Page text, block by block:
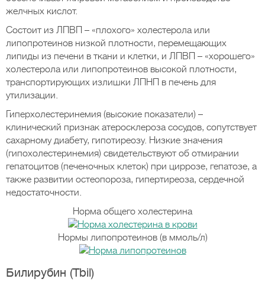
желчных кислот.
Состоит из ЛПВП – «плохого» холестерола или
липопротеинов низкой плотности, перемещающих
липиды из печени в ткани и клетки, и ЛПВП – «хорошего»
холестерола или липопротеинов высокой плотности,
транспортирующих излишки ЛПНП в печень для
утилизации.
Гиперхолестеринемия (высокие показатели) –
клинический признак атеросклероза сосудов, сопутствует
сахарному диабету, гипотиреозу. Низкие значения
(гипохолестеринемия) свидетельствуют об отмирании
гепатоцитов (печеночных клеток) при циррозе, гепатозе, а
также развитии остеопороза, гипертиреоза, сердечной
недостаточности.
Норма общего холестерина
Нормы липопротеинов (в ммоль/л)
Билирубин (Tbil)